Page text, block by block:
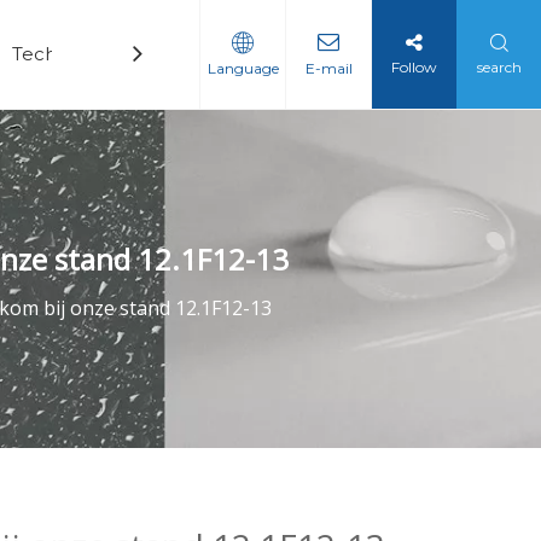
Technologie Nieuws Contact
Language E-mail Follow search
stand 12.1F12-13
bij onze stand 12.1F12-13